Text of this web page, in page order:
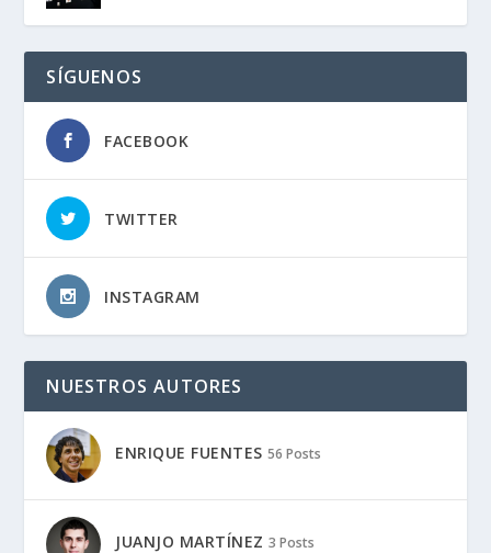
SÍGUENOS
FACEBOOK
TWITTER
INSTAGRAM
NUESTROS AUTORES
ENRIQUE FUENTES 56 Posts
JUANJO MARTÍNEZ 3 Posts